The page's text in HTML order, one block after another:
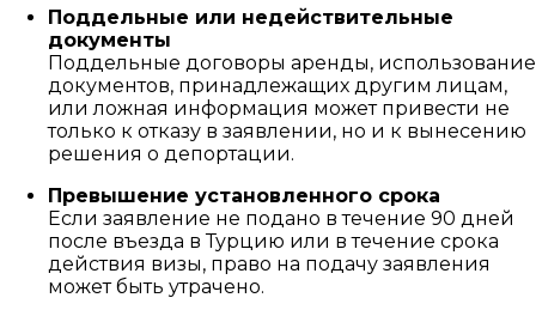
Поддельные или недействительные
документы
Поддельные договоры аренды, использование
документов, принадлежащих другим лицам,
или ложная информация может привести не
только к отказу в заявлении, но и к вынесению
решения о депортации.
Превышение установленного срока
Если заявление не подано в течение 90 дней
после въезда в Турцию или в течение срока
действия визы, право на подачу заявления
может быть утрачено.